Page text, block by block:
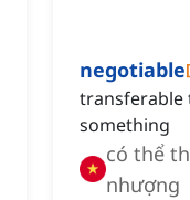
negotiable[
transferable
something
có thể
nhượng